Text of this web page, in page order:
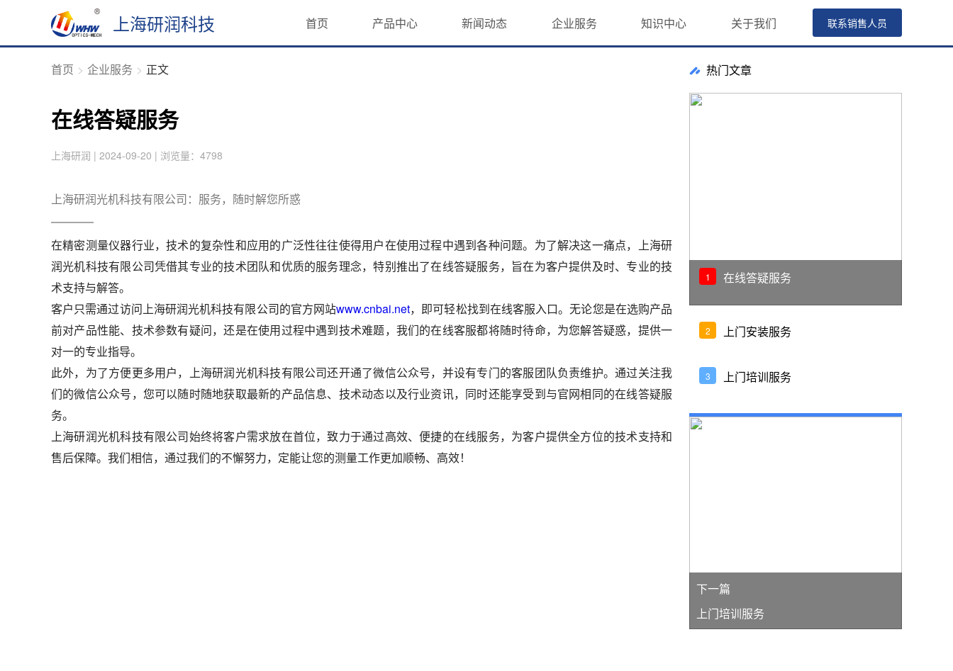
上海研润科技 首页 产品中心 新闻动态 企业服务 知识中心 关于我们 联系销售人员
首页 企业服务 正文
在线答疑服务
上海研润 | 2024-09-20 | 浏览量：4798
上海研润光机科技有限公司：服务，随时解您所惑
在精密测量仪器行业，技术的复杂性和应用的广泛性往往使得用户在使用过程中遇到各种问题。为了解决这一痛点，上海研
润光机科技有限公司凭借其专业的技术团队和优质的服务理念，特别推出了在线答疑服务，旨在为客户提供及时、专业的技
术支持与解答。
客户只需通过访问上海研润光机科技有限公司的官方网站www.cnbai.net，即可轻松找到在线客服入口。无论您是在选购产品
前对产品性能、技术参数有疑问，还是在使用过程中遇到技术难题，我们的在线客服都将随时待命，为您解答疑惑，提供一
对一的专业指导。
此外，为了方便更多用户，上海研润光机科技有限公司还开通了微信公众号，并设有专门的客服团队负责维护。通过关注我
们的微信公众号，您可以随时随地获取最新的产品信息、技术动态以及行业资讯，同时还能享受到与官网相同的在线答疑服
务。
上海研润光机科技有限公司始终将客户需求放在首位，致力于通过高效、便捷的在线服务，为客户提供全方位的技术支持和
售后保障。我们相信，通过我们的不懈努力，定能让您的测量工作更加顺畅、高效！
热门文章
1 在线答疑服务
2 上门安装服务
3 上门培训服务
下一篇
上门培训服务